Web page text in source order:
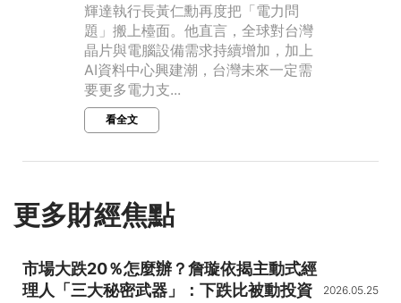
輝達執行長黃仁勳再度把「電力問
題」搬上檯面。他直言，全球對台灣
晶片與電腦設備需求持續增加，加上
AI資料中心興建潮，台灣未來一定需
要更多電力支...
看全文
更多財經焦點
市場大跌20％怎麼辦？詹璇依揭主動式經
理人「三大秘密武器」：下跌比被動投資
2026.05.25